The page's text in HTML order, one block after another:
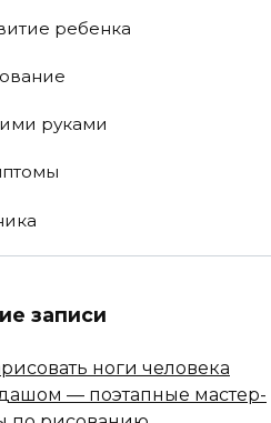
ребенка
руками
записи
ноги человека
— поэтапные мастер-